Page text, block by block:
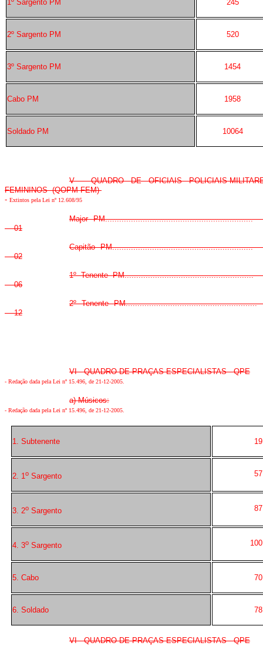
1º Sargento PM 245
2º Sargento PM 520
3º Sargento PM 1454
Cabo PM 1958
Soldado PM 10064
V - QUADRO DE OFICIAIS POLICIAIS-
FEMININOS (QOPM FEM)
- Extintos pela Lei nº 12.608/95
Major
01
Capitão
02
1º Tenente
06
2º Tenente
12
VI - QUADRO DE PRAÇAS ESPECIALISTAS - QPE
- Redação dada pela Lei nº 15.496, de 21-12-2005
a) Músicos:
- Redação dada pela Lei nº 15.496, de 21-12-2005
1. Subtenente 19
2. 1o Sargento 57
3. 2o Sargento 87
4. 3o Sargento 100
5. Cabo 70
6. Soldado 78
VI - QUADRO DE PRAÇAS ESPECIALISTAS - QPE